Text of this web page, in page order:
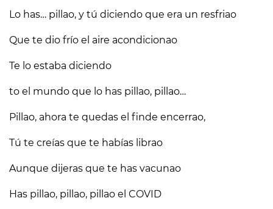
Lo has… pillao, y tú diciendo que era un resfriao
Que te dio frío el aire acondicionao
Te lo estaba diciendo
to el mundo que lo has pillao, pillao…
Pillao, ahora te quedas el finde encerrao,
Tú te creías que te habías librao
Aunque dijeras que te has vacunao
Has pillao, pillao, pillao el COVID